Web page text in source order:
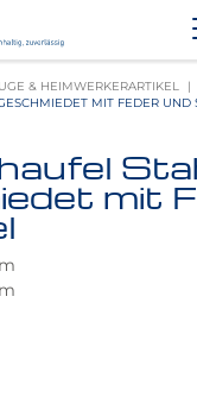
& HEIMWERKERARTIKEL
MIT FEDER UND
mit